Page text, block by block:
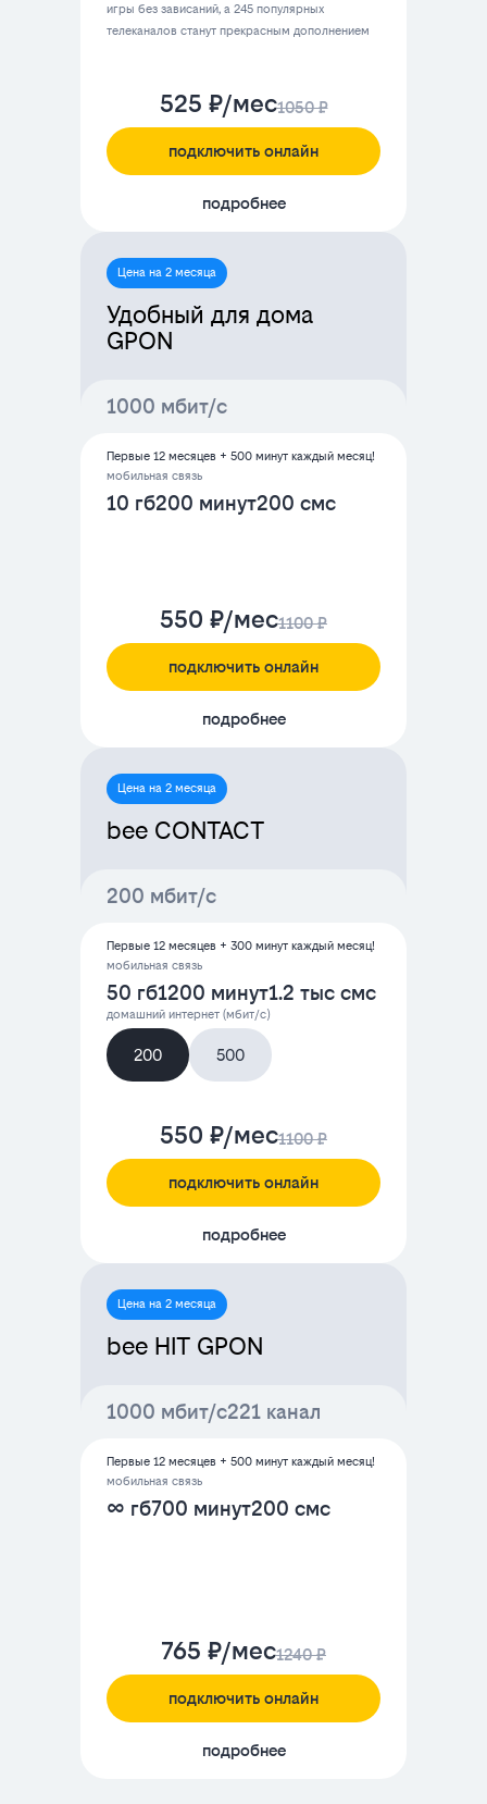
игры без зависаний, а 245 популярных
телеканалов станут прекрасным дополнением
525 ₽/мес1050 ₽
подключить онлайн
подробнее
Цена на 2 месяца
Удобный для дома
GPON
1000 мбит/с
Первые 12 месяцев + 500 минут каждый месяц!
мобильная связь
10 гб200 минут200 смс
550 ₽/мес1100 ₽
подключить онлайн
подробнее
Цена на 2 месяца
bee CONTACT
200 мбит/с
Первые 12 месяцев + 300 минут каждый месяц!
мобильная связь
50 гб1200 минут1.2 тыс смс
домашний интернет (мбит/с)
200 500
550 ₽/мес1100 ₽
подключить онлайн
подробнее
Цена на 2 месяца
bee HIT GPON
1000 мбит/с221 канал
Первые 12 месяцев + 500 минут каждый месяц!
мобильная связь
∞ гб700 минут200 смс
765 ₽/мес1240 ₽
подключить онлайн
подробнее